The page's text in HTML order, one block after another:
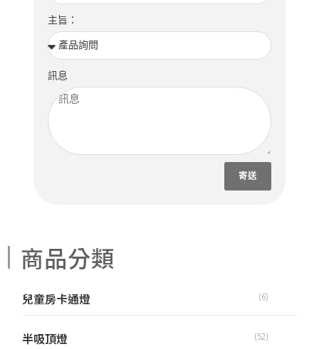
主旨：
訊息
寄送
商品分類
兒童房卡通燈 (6)
半吸頂燈 (52)